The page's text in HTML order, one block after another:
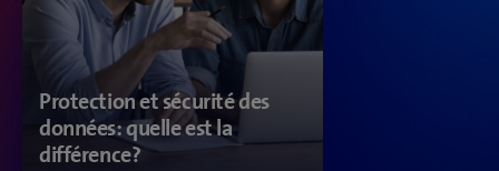
Protection et sécurité des
données: quelle est la
différence?